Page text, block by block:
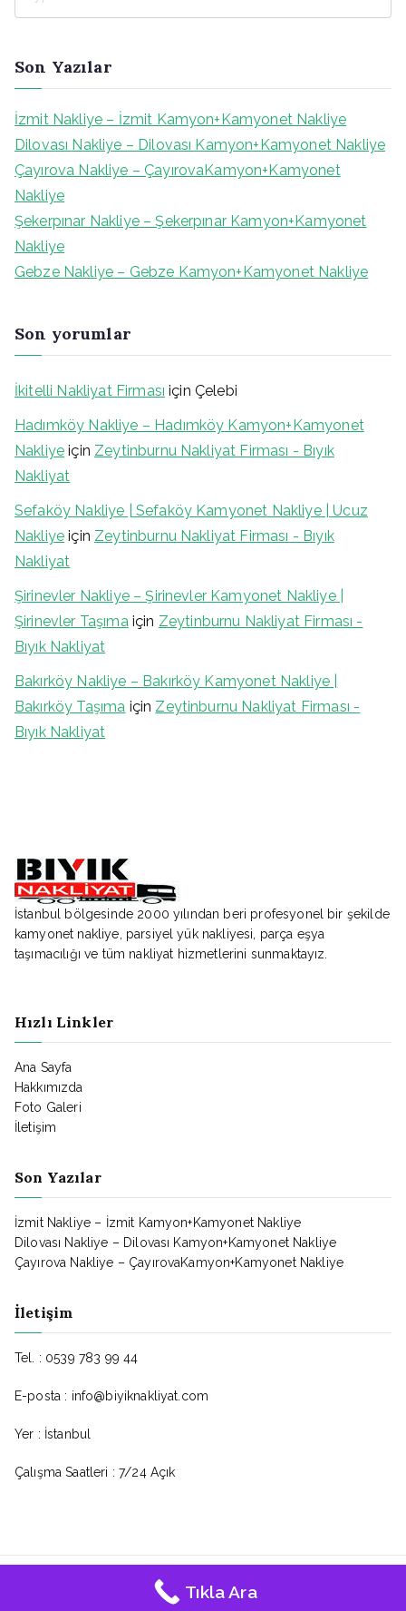
Son Yazılar
İzmit Nakliye – İzmit Kamyon+Kamyonet Nakliye
Dilovası Nakliye – Dilovası Kamyon+Kamyonet Nakliye
Çayırova Nakliye – ÇayırovaKamyon+Kamyonet
Nakliye
Şekerpınar Nakliye – Şekerpınar Kamyon+Kamyonet
Nakliye
Gebze Nakliye – Gebze Kamyon+Kamyonet Nakliye
Son yorumlar
İkitelli Nakliyat Firması için Çelebi
Hadımköy Nakliye – Hadımköy Kamyon+Kamyonet
Nakliye için Zeytinburnu Nakliyat Firması - Bıyık
Nakliyat
Sefaköy Nakliye | Sefaköy Kamyonet Nakliye | Ucuz
Nakliye için Zeytinburnu Nakliyat Firması - Bıyık
Nakliyat
Şirinevler Nakliye – Şirinevler Kamyonet Nakliye |
Şirinevler Taşımaiçin Zeytinburnu Nakliyat Firması -
Bıyık Nakliyat
Bakırköy Nakliye – Bakırköy Kamyonet Nakliye |
Bakırköy Taşıma için Zeytinburnu Nakliyat Firması -
Bıyık Nakliyat
İstanbul bölgesinde 2000 yılından beri profesyonel bir şekilde
kamyonet nakliye, parsiyel yük nakliyesi, parça eşya
taşımacılığı ve tüm nakliyat hizmetlerini sunmaktayız.
Hızlı Linkler
Ana Sayfa
Hakkımızda
Foto Galeri
İletişim
Son Yazılar
İzmit Nakliye – İzmit Kamyon+Kamyonet Nakliye
Dilovası Nakliye – Dilovası Kamyon+Kamyonet Nakliye
Çayırova Nakliye – ÇayırovaKamyon+Kamyonet Nakliye
İletişim
Tel. : 0539 783 99 44
E-posta : info@biyiknakliyat.com
Yer : İstanbul
Çalışma Saatleri : 7/24 Açık
Bıyık Nakliyat © - Tüm Hakları Saklıdır.
Tıkla Ara